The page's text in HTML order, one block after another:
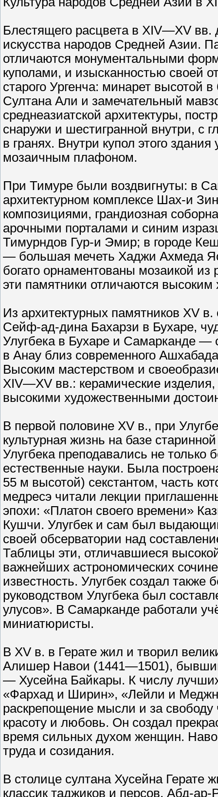
Блестящего расцвета в XIV—XV вв.
искусства народов Средней Азии.
отличаются монументальными
куполами, и изысканностью своей
старого Ургенча: минарет
Султана Али и замечательный
среднеазиатской архитектуры,
снаружи и шестигранной внутри, с
в гранях. Внутри купол этого
мозаичным плафоном.
При Тимуре были воздвигнуты: в
архитектурном комплексе Шах-и
композициями, грандиозная
арочными порталами и синим
Тимурндов Гур-и Эмир; в городе
— большая мечеть Хаджи Ахмеда
богато орнаментованы мозаикой из
эти памятники отличаются
Из архитектурных памятников XV
Сейф-ад-дина Бахарзи в Бухаре,
Улугбека в Бухаре и Самарканде
в Анау близ современного
Высоким мастерством и
XIV—XV вв.: керамические
высокими художественными
В первой половине XV в., при
культурная жизнь на базе
Улугбека преподавались не только
естественные науки. Была
55 м высотой) секстантом, часть
медресэ читали лекции
эпохи: «Платон своего времени»
Кушчи. Улугбек и сам был
своей обсерватории над
Таблицы эти, отличавшиеся
важнейших астрономических
известность. Улугбек создал
руководством Улугбека был
улусов». В Самарканде работали
миниатюристы.
В XV в. в Герате жил и творил
Алишер Навои (1441—1501),
— Хусейна Байкары. К числу
«Фархад и Ширин», «Лейли и
раскрепощение мысли и за свободу
красоту и любовь. Он создал
время сильных духом женщин.
труда и созидания.
В столице султана Хусейна
классик таджиков и персов, Абд-